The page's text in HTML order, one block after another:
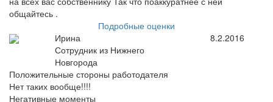
общайтесь .
Подробные оценки
Ирина
Сотрудник из Нижнего
Новгорода
8.2.2016
Положительные стороны работодателя
Нет таких вообще!!!!
Негативные моменты